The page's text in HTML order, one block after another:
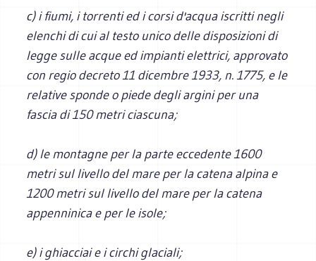
c) i fiumi, i torrenti ed i corsi d'acqua iscritti negli
elenchi di cui al testo unico delle disposizioni di
legge sulle acque ed impianti elettrici, approvato
con regio decreto 11 dicembre 1933, n. 1775, e le
relative sponde o piede degli argini per una
fascia di 150 metri ciascuna;
d) le montagne per la parte eccedente 1600
metri sul livello del mare per la catena alpina e
1200 metri sul livello del mare per la catena
appenninica e per le isole;
e) i ghiacciai e i circhi glaciali;